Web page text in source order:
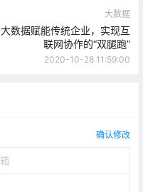
大数据
大数据赋能传统企业，实现互
联网协作的“双腿跑”
2020-10-28 11:59:00
确认修改